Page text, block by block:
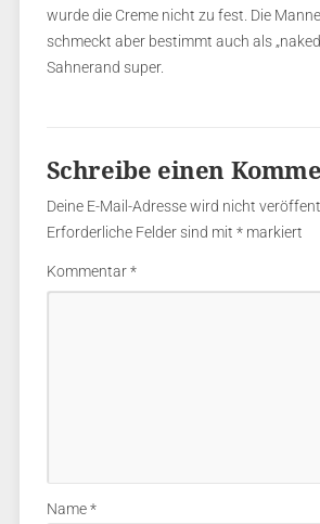
wurde die Creme nicht zu fest. Die
schmeckt aber bestimmt auch als
Sahnerand super.
Schreibe einen
Deine E-Mail-Adresse wird nicht
Erforderliche Felder sind mit *markiert
Kommentar*
Name*